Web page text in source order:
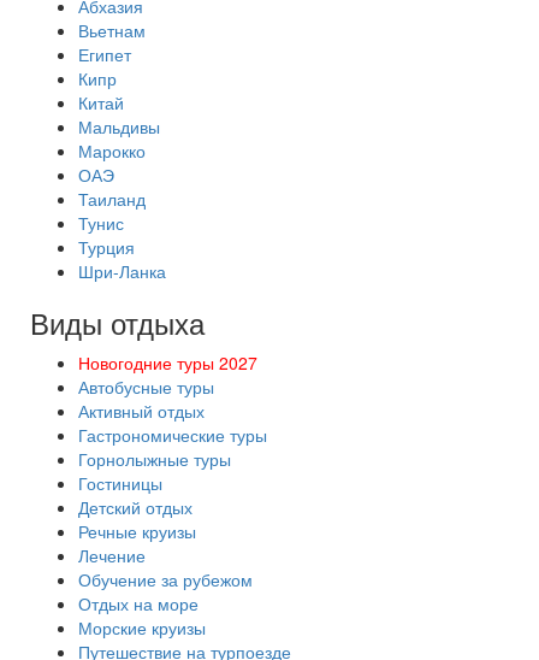
Абхазия
Вьетнам
Египет
Кипр
Китай
Мальдивы
Марокко
ОАЭ
Таиланд
Тунис
Турция
Шри-Ланка
Виды отдыха
Новогодние туры 2027
Автобусные туры
Активный отдых
Гастрономические туры
Горнолыжные туры
Гостиницы
Детский отдых
Речные круизы
Лечение
Обучение за рубежом
Отдых на море
Морские круизы
Путешествие на турпоезде